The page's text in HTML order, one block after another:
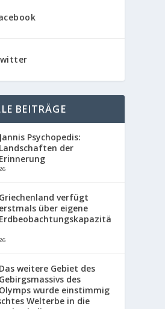
BEITRÄGE
Jannis Psychopedis:
Landschaften der
Erinnerung
Griechenland verfügt
erstmals über eigene
Erdbeobachtungskapazitä
Das weitere Gebiet des
Gebirgsmassivs des
Olymps wurde einstimmig
Welterbe in die